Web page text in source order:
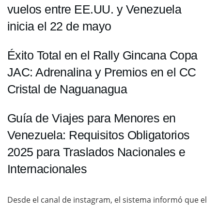
vuelos entre EE.UU. y Venezuela
inicia el 22 de mayo
Éxito Total en el Rally Gincana Copa
JAC: Adrenalina y Premios en el CC
Cristal de Naguanagua
Guía de Viajes para Menores en
Venezuela: Requisitos Obligatorios
2025 para Traslados Nacionales e
Internacionales
Desde el canal de instagram, el sistema informó que el